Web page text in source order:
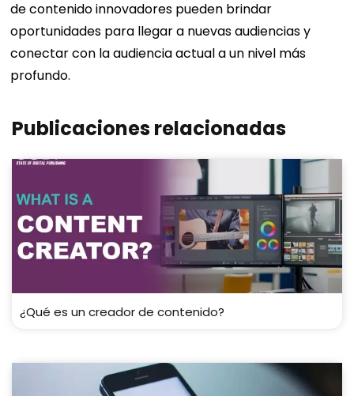
de contenido innovadores pueden brindar
oportunidades para llegar a nuevas audiencias y
conectar con la audiencia actual a un nivel más
profundo.
Publicaciones relacionadas
¿Qué es un creador de contenido?